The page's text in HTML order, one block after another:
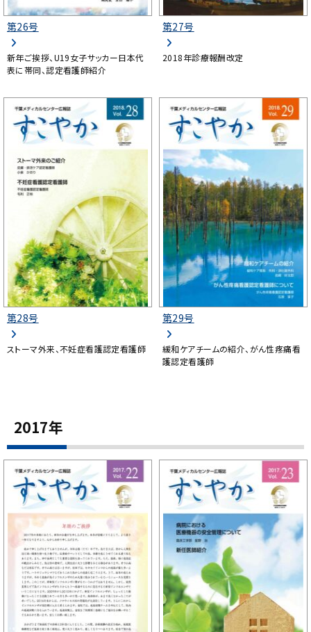
第26号
新年ご挨拶、U19女子サッカー日本代
表に帯同、認定看護師紹介
第27号
2018年診療報酬改定
第28号
ストーマ外来、不妊症看護認定看護師
第29号
緩和ケアチームの紹介、がん性疼痛看
護認定看護師
2017年